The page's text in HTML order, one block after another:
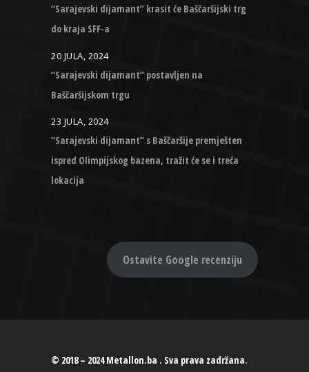
“Sarajevski dijamant” krasit će Baščaršijski trg
do kraja SFF-a
20 JULA, 2024
“Sarajevski dijamant” postavljen na
Baščaršijskom trgu
23 JULA, 2024
“Sarajevski dijamant” s Baščaršije premješten
ispred Olimpijskog bazena, tražit će se i treća
lokacija
Ostavite Google recenziju
© 2018 – 2024 Metallon.ba . Sva prava zadržana.